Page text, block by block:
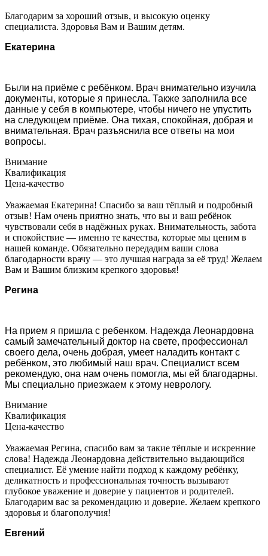
Благодарим за хороший отзыв, и высокую оценку
специалиста. Здоровья Вам и Вашим детям.
Екатерина
Были на приёме с ребёнком. Врач внимательно изучила
документы, которые я принесла. Также заполнила все
данные у себя в компьютере, чтобы ничего не упустить
на следующем приёме. Она тихая, спокойная, добрая и
внимательная. Врач разъяснила все ответы на мои
вопросы.
Внимание
Квалификация
Цена-качество
Уважаемая Екатерина! Спасибо за ваш тёплый и подробный
отзыв! Нам очень приятно знать, что вы и ваш ребёнок
чувствовали себя в надёжных руках. Внимательность, забота
и спокойствие — именно те качества, которые мы ценим в
нашей команде. Обязательно передадим ваши слова
благодарности врачу — это лучшая награда за её труд! Желаем
Вам и Вашим близким крепкого здоровья!
Регина
На прием я пришла с ребенком. Надежда Леонардовна
самый замечательный доктор на свете, профессионал
своего дела, очень добрая, умеет наладить контакт с
ребёнком, это любимый наш врач. Специалист всем
рекомендую, она нам очень помогла, мы ей благодарны.
Мы специально приезжаем к этому неврологу.
Внимание
Квалификация
Цена-качество
Уважаемая Регина, спасибо вам за такие тёплые и искренние
слова! Надежда Леонардовна действительно выдающийся
специалист. Её умение найти подход к каждому ребёнку,
деликатность и профессиональная точность вызывают
глубокое уважение и доверие у пациентов и родителей.
Благодарим вас за рекомендацию и доверие. Желаем крепкого
здоровья и благополучия!
Евгений